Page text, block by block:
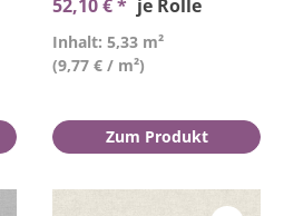
52,10 € * je Rolle
Inhalt: 5,33 m²
(9,77 € / m²)
Zum Produkt